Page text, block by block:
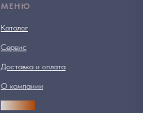
МЕНЮ
Каталог
Сервис
Доставка и оплата
О компании